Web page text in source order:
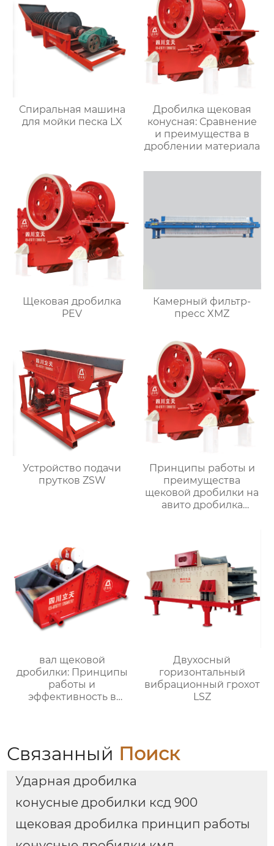
Спиральная машина
для мойки песка LX
Дробилка щековая
конусная: Сравнение
и преимущества в
дроблении материала
Щековая дробилка
PEV
Камерный фильтр-
пресс XMZ
Устройство подачи
прутков ZSW
Принципы работы и
преимущества
щековой дробилки на
авито дробилка
вал щековой
дробилки: Принципы
работы и
эффективность в
Двухосный
горизонтальный
вибрационный грохот
LSZ
Связанный Поиск
Ударная дробилка
конусные дробилки ксд 900
щековая дробилка принцип работы